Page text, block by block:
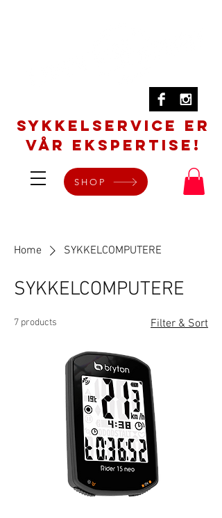
SYKKELSERVICE er
vår ekspertise!
SHOP
Home SYKKELCOMPUTERE
SYKKELCOMPUTERE
7 products Filter & Sort